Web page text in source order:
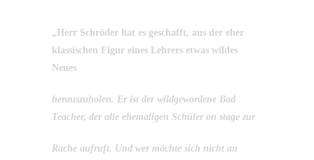
„Herr Schröder hat es geschafft, aus der eher
klassischen Figur eines Lehrers etwas wildes
Neues
herauszuholen. Er ist der wildgewordene Bad
Teacher, der alle ehemaligen Schüler on stage zur
Rache aufruft. Und wer möchte sich nicht an